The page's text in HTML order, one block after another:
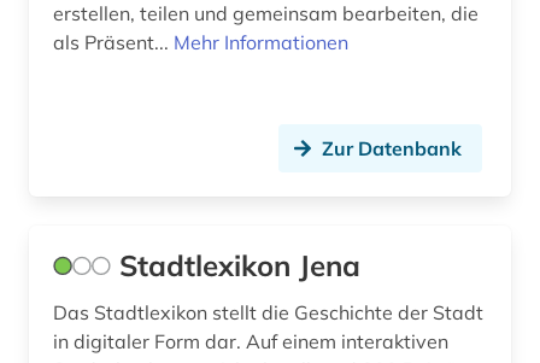
amerikanisches englisch (4)
amtliche informationen (1)
amtliche publikation (1)
Griechenland (Altertum) (1)
Island (5)
Israel (19)
erstellen, teilen und gemeinsam bearbeiten, die
als Präsent... Mehr Informationen
Zur Datenbank
Stadtlexikon Jena
Das Stadtlexikon stellt die Geschichte der Stadt
in digitaler Form dar. Auf einem interaktiven